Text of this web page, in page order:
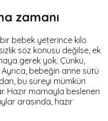
zamanı
bebek yeterince kilo
söz konusu değilse, ek
gerek yok. Çünkü,
bebeğin anne sütü
bu süreyi mümkün
Hazır mamayla beslenen
arasında, hazır